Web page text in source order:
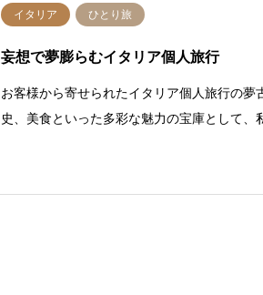
イタリア ひとり旅
妄想で夢膨らむイタリア個人旅行
お客様から寄せられたイタリア個人旅行の夢
史、美食といった多彩な魅力の宝庫として、